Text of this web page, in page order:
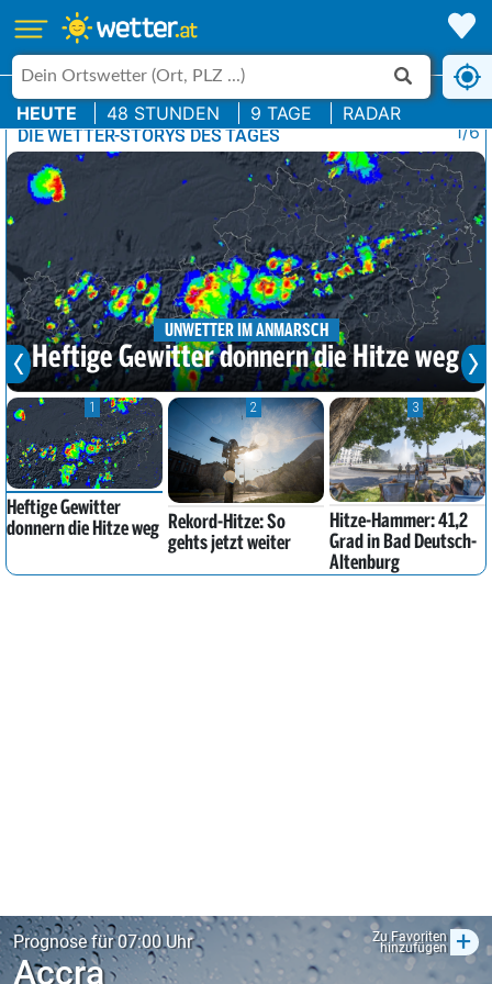
HEUTE 48 STUNDEN 9 TAGE RADAR
DIE WETTER-STORYS DES TAGES
UNWETTER IM ANMARSCH
Heftige Gewitter donnern die Hitze weg
1
Heftige Gewitter
donnern die Hitze weg
2
Rekord-Hitze: So
gehts jetzt weiter
3
Hitze-Hammer: 41,2
Grad in Bad Deutsch-
Altenburg
1/6
Prognose für 07:00 Uhr Zu Favoriten
hinzufügen +
Accra